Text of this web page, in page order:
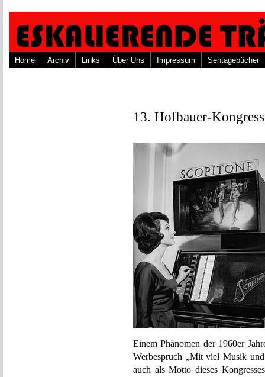
Home Archiv Links Über Uns Impressum Sehtagebücher
13. Hofbauer-
Einem Phänomen der 1960er
Werbespruch „Mit viel Musik
auch als Motto dieses